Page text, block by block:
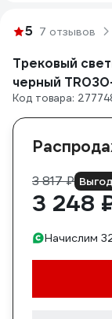
5 7 отзывов
Трековый
черный
Код товара:
3 817 ₽
3 248
Начислим